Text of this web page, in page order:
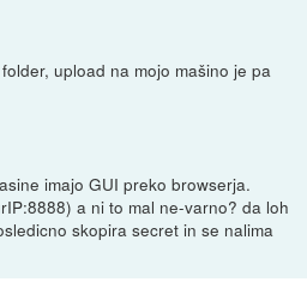
upload na mojo mašino je pa
imajo GUI preko browserja.
a ni to mal ne-varno? da loh
skopira secret in se nalima